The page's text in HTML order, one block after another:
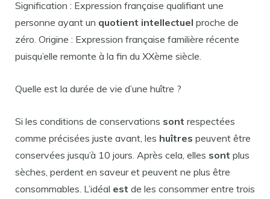
Signification : Expression française qualifiant une
personne ayant un quotient intellectuel proche de
zéro. Origine : Expression française familière récente
puisqu’elle remonte à la fin du XXème siècle.
Quelle est la durée de vie d’une huître ?
Si les conditions de conservations sont respectées
comme précisées juste avant, les huîtres peuvent être
conservées jusqu’à 10 jours. Après cela, elles sont plus
sèches, perdent en saveur et peuvent ne plus être
consommables. L’idéal est de les consommer entre trois